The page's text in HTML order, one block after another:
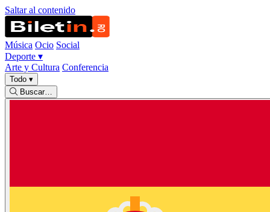
Saltar al contenido
Música Ocio Social
Deporte ▾
Arte y Cultura Conferencia
Todo ▾
Buscar…